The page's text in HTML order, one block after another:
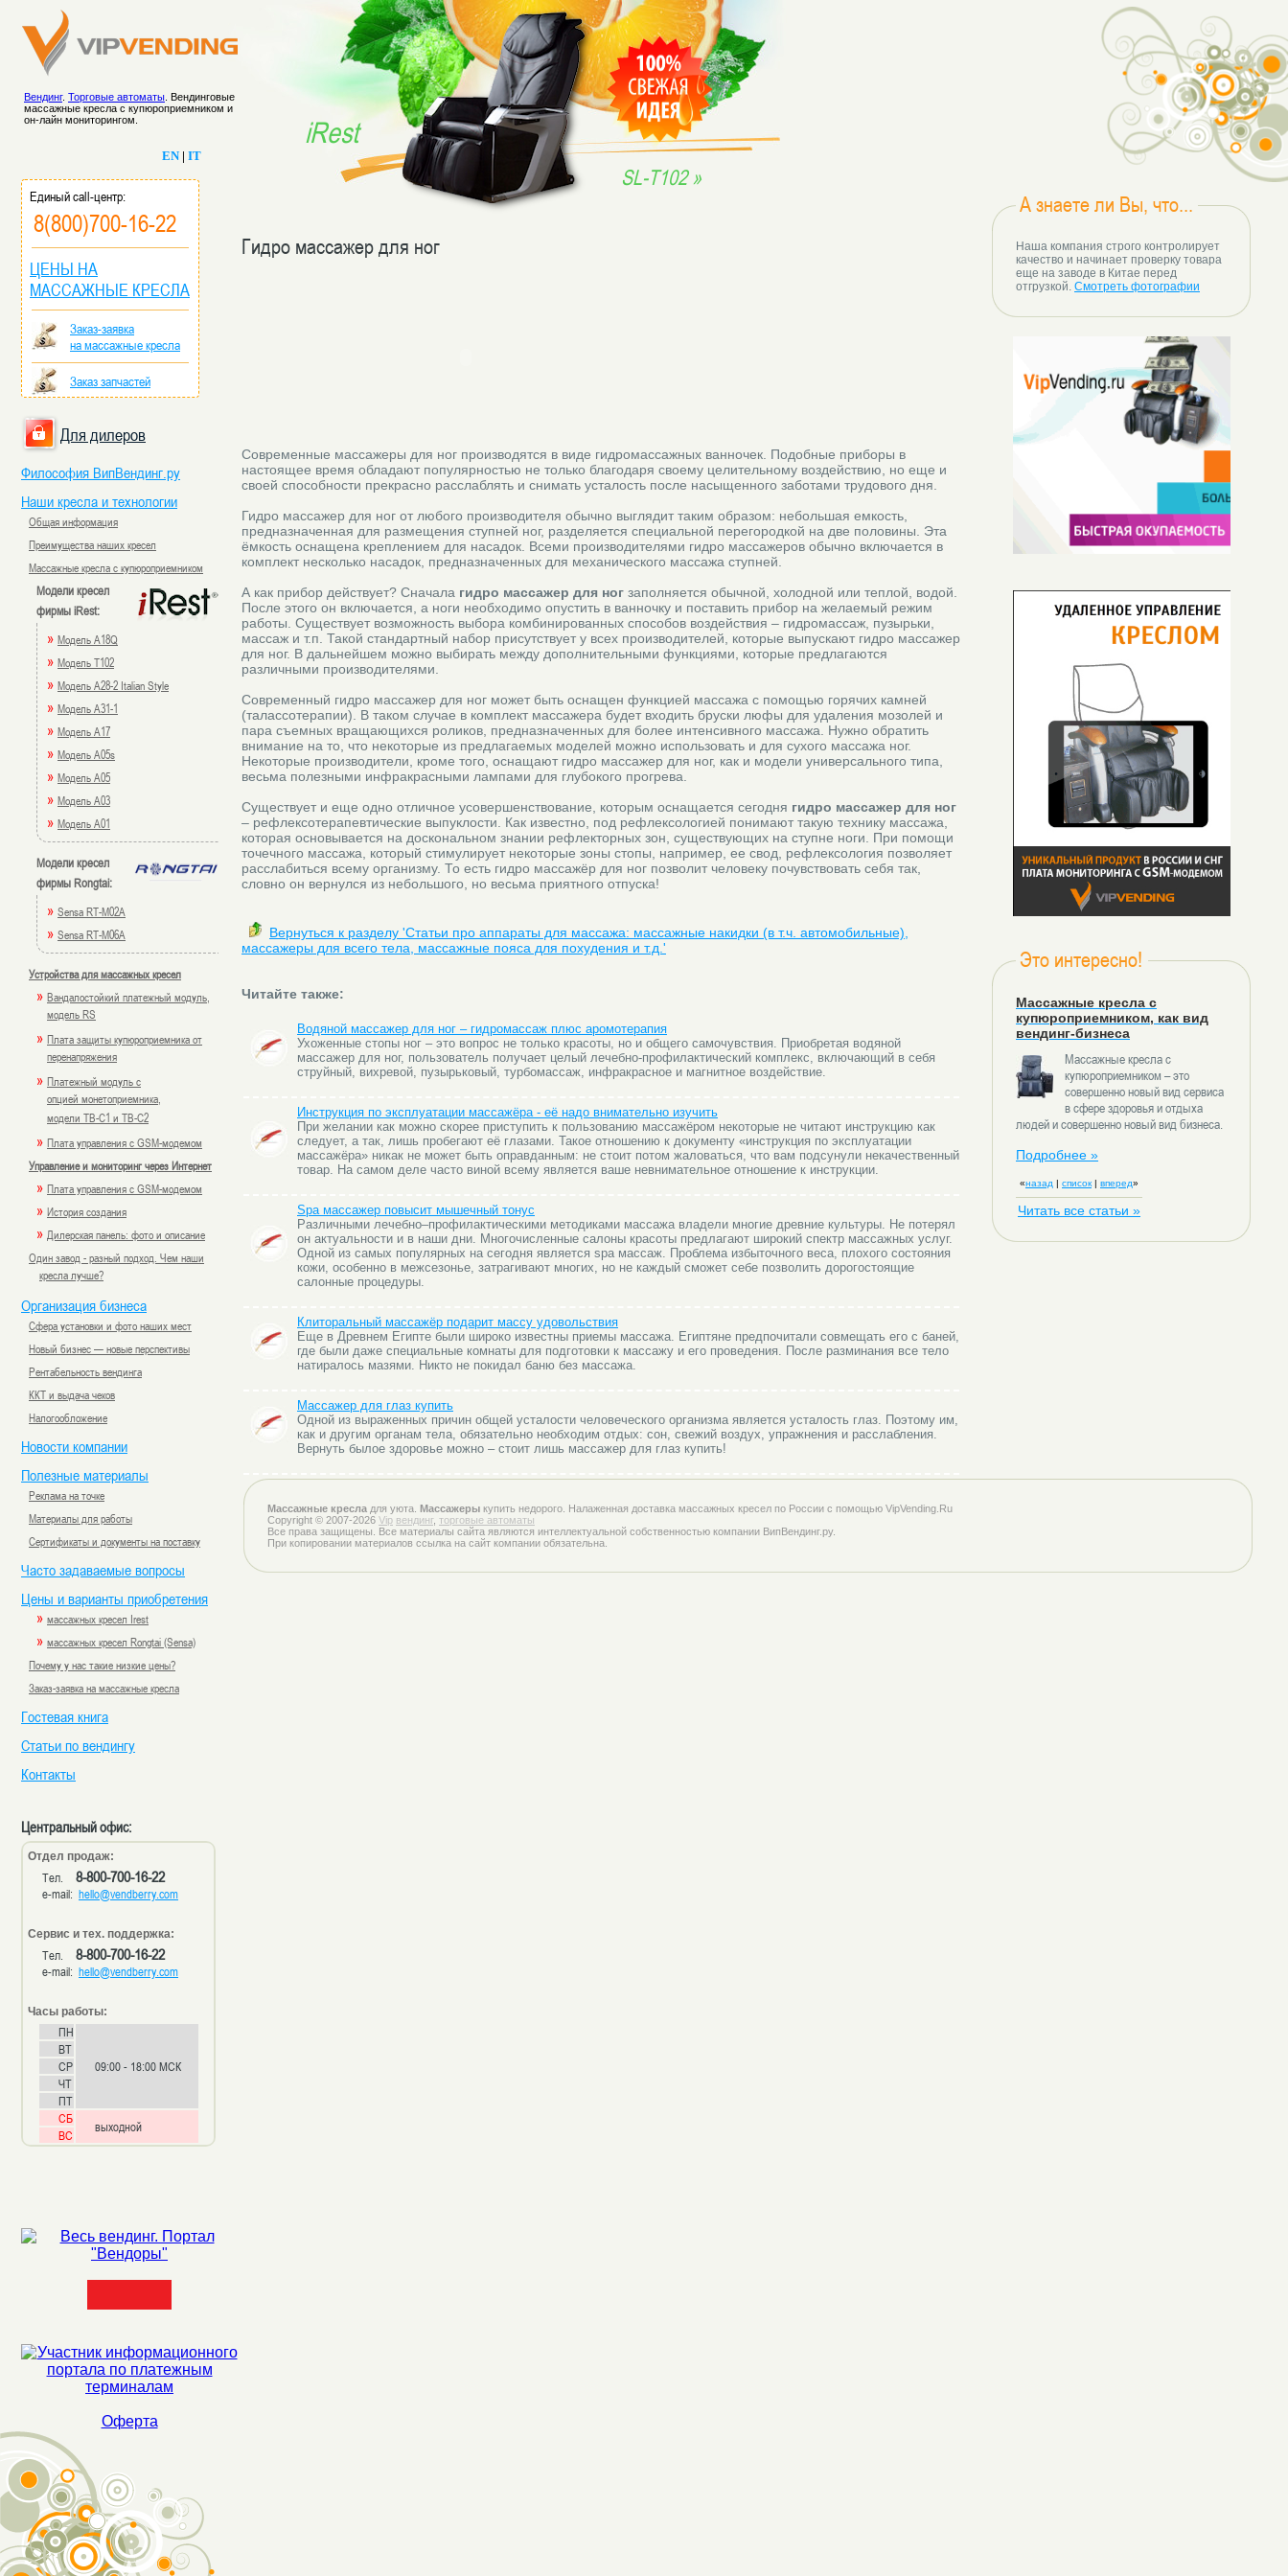
EN| IT
Вендинг. Торговые автоматы . Вендинговые
массажные кресла с купюроприемником и
он-лайн мониторингом.
iRest
SL-T102 »
Единый call-центр:
8(800)700-16-22
ЦЕНЫ НА
МАССАЖНЫЕ КРЕСЛА
Заказ-заявка
на массажные кресла
Заказ запчастей
Для дилеров
Философия ВипВендинг.ру
Наши кресла и технологии
Общая информация
Преимущества наших кресел
Массажные кресла с купюроприемником
Модели кресел
фирмы iRest:
» Модель A18Q
» Модель T102
» Модель A28-2 Italian Style
» Модель A31-1
» Модель A17
» Модель A05s
» Модель A05
» Модель A03
» Модель A01
Модели кресел
фирмы Rongtai:
» Sensa RT-M02A
» Sensa RT-M06A
Устройства для массажных кресел
» Вандалостойкий платежный модуль,
модель RS
» Плата защиты купюроприемника от
перенапряжения
» Платежный модуль с
опцией монетоприемника,
модели TB-C1 и TB-C2
» Плата управления с GSM-модемом
Управление и мониторинг через Интернет
» Плата управления с GSM-модемом
» История создания
» Дилерская панель: фото и описание
Один завод - разный подход. Чем наши
кресла лучше?
Организация бизнеса
Сфера установки и фото наших мест
Новый бизнес — новые перспективы
Рентабельность вендинга
ККТ и выдача чеков
Налогообложение
Новости компании
Полезные материалы
Реклама на точке
Материалы для работы
Сертификаты и документы на поставку
Часто задаваемые вопросы
Цены и варианты приобретения
» массажных кресел Irest
» массажных кресел Rongtai (Sensa)
Почему у нас такие низкие цены?
Заказ-заявка на массажные кресла
Гостевая книга
Статьи по вендингу
Контакты
Центральный офис:
Отдел продаж:
Тел. 8-800-700-16-22
e-mail: hello@vendberry.com
Сервис и тех. поддержка:
Тел. 8-800-700-16-22
e-mail: hello@vendberry.com
Часы работы:
ПН
09:00 - 18:00 МСК
ВТ
СР
ЧТ
ПТ
СБ
выходной
ВС
Оферта
Гидро массажер для ног
Современные массажеры для ног производятся в виде гидромассажных ванночек. Подобные приборы в
настоящее время обладают популярностью не только благодаря своему целительному воздействию, но еще и
своей способности прекрасно расслаблять и снимать усталость после насыщенного заботами трудового дня.
Гидро массажер для ног от любого производителя обычно выглядит таким образом: небольшая емкость,
предназначенная для размещения ступней ног, разделяется специальной перегородкой на две половины. Эта
ёмкость оснащена креплением для насадок. Всеми производителями гидро массажеров обычно включается в
комплект несколько насадок, предназначенных для механического массажа ступней.
А как прибор действует? Сначала гидро массажер для ног заполняется обычной, холодной или теплой, водой.
После этого он включается, а ноги необходимо опустить в ванночку и поставить прибор на желаемый режим
работы. Существует возможность выбора комбинированных способов воздействия – гидромассаж, пузырьки,
массаж и т.п. Такой стандартный набор присутствует у всех производителей, которые выпускают гидро массажер
для ног. В дальнейшем можно выбирать между дополнительными функциями, которые предлагаются
различными производителями.
Современный гидро массажер для ног может быть оснащен функцией массажа с помощью горячих камней
(талассотерапии). В таком случае в комплект массажера будет входить бруски люфы для удаления мозолей и
пара съемных вращающихся роликов, предназначенных для более интенсивного массажа. Нужно обратить
внимание на то, что некоторые из предлагаемых моделей можно использовать и для сухого массажа ног.
Некоторые производители, кроме того, оснащают гидро массажер для ног, как и модели универсального типа,
весьма полезными инфракрасными лампами для глубокого прогрева.
Существует и еще одно отличное усовершенствование, которым оснащается сегодня гидро массажер для ног
– рефлексотерапевтические выпуклости. Как известно, под рефлексологией понимают такую технику массажа,
которая основывается на доскональном знании рефлекторных зон, существующих на ступне ноги. При помощи
точечного массажа, который стимулирует некоторые зоны стопы, например, ее свод, рефлексология позволяет
расслабиться всему организму. То есть гидро массажёр для ног позволит человеку почувствовать себя так,
словно он вернулся из небольшого, но весьма приятного отпуска!
Вернуться к разделу 'Статьи про аппараты для массажа: массажные накидки (в т.ч. автомобильные),
массажеры для всего тела, массажные пояса для похудения и т.д.'
Читайте также:
Водяной массажер для ног – гидромассаж плюс аромотерапия
Ухоженные стопы ног – это вопрос не только красоты, но и общего самочувствия. Приобретая водяной
массажер для ног, пользователь получает целый лечебно-профилактический комплекс, включающий в себя
струйный, вихревой, пузырьковый, турбомассаж, инфракрасное и магнитное воздействие.
Инструкция по эксплуатации массажёра - её надо внимательно изучить
При желании как можно скорее приступить к пользованию массажёром некоторые не читают инструкцию как
следует, а так, лишь пробегают её глазами. Такое отношению к документу «инструкция по эксплуатации
массажёра» никак не может быть оправданным: не стоит потом жаловаться, что вам подсунули некачественный
товар. На самом деле часто виной всему является ваше невнимательное отношение к инструкции.
Spa массажер повысит мышечный тонус
Различными лечебно–профилактическими методиками массажа владели многие древние культуры. Не потерял
он актуальности и в наши дни. Многочисленные салоны красоты предлагают широкий спектр массажных услуг.
Одной из самых популярных на сегодня является spa массаж. Проблема избыточного веса, плохого состояния
кожи, особенно в межсезонье, затрагивают многих, но не каждый сможет себе позволить дорогостоящие
салонные процедуры.
Клиторальный массажёр подарит массу удовольствия
Еще в Древнем Египте были широко известны приемы массажа. Египтяне предпочитали совмещать его с баней,
где были даже специальные комнаты для подготовки к массажу и его проведения. После разминания все тело
натиралось мазями. Никто не покидал баню без массажа.
Массажер для глаз купить
Одной из выраженных причин общей усталости человеческого организма является усталость глаз. Поэтому им,
как и другим органам тела, обязательно необходим отдых: сон, свежий воздух, упражнения и расслабления.
Вернуть былое здоровье можно – стоит лишь массажер для глаз купить!
А знаете ли Вы, что...
Наша компания строго контролирует
качество и начинает проверку товара
еще на заводе в Китае перед
отгрузкой. Смотреть фотографии
Это интересно!
Массажные кресла с
купюроприемником, как вид
вендинг-бизнеса
Массажные кресла с
купюроприемником – это
совершенно новый вид сервиса
в сфере здоровья и отдыха
людей и совершенно новый вид бизнеса.
Подробнее »
«назад | список | вперед»
Читать все статьи »
Массажные кресла для уюта. Массажеры купить недорого. Налаженная доставка массажных кресел по России с помощью VipVending.Ru
Copyright © 2007-2026 Vip вендинг, торговые автоматы
Все права защищены. Все материалы сайта являются интеллектуальной собственностью компании ВипВендинг.ру.
При копировании материалов ссылка на сайт компании обязательна.